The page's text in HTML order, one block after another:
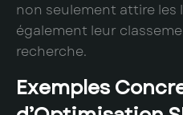
non seulement attire les
également leur
recherche.
Exemples